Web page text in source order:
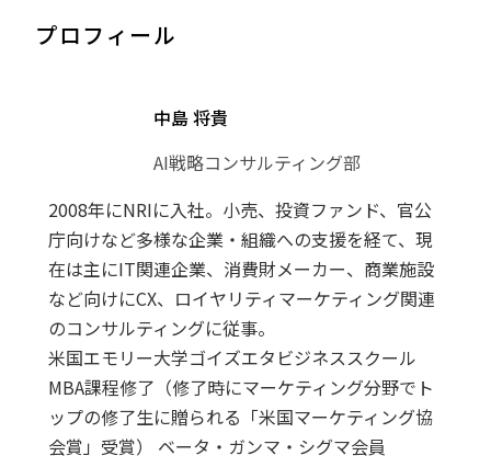
プロフィール
中島 将貴
AI戦略コンサルティング部
2008年にNRIに入社。小売、投資ファンド、官公
庁向けなど多様な企業・組織への支援を経て、現
在は主にIT関連企業、消費財メーカー、商業施設
など向けにCX、ロイヤリティマーケティング関連
のコンサルティングに従事。
米国エモリー大学ゴイズエタビジネススクール
MBA課程修了（修了時にマーケティング分野でト
ップの修了生に贈られる「米国マーケティング協
会賞」受賞） ベータ・ガンマ・シグマ会員